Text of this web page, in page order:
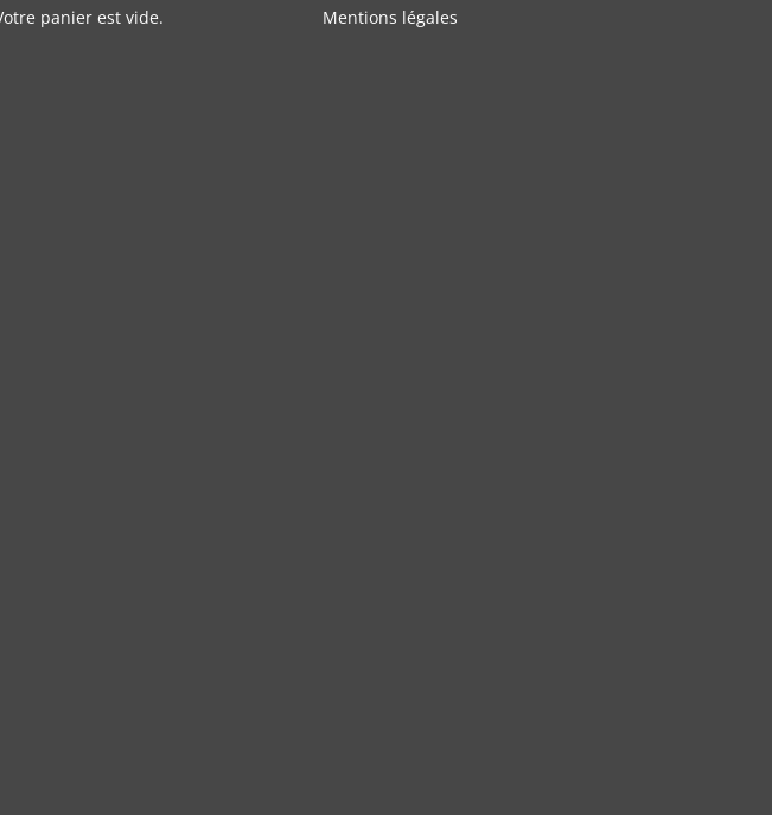
panier est vide. Mentions légales